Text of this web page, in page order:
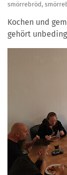
smörrebröd,
Kochen und
gehört